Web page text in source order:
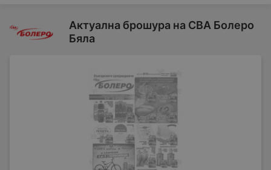
Актуална брошура на CBA Болеро
Бяла